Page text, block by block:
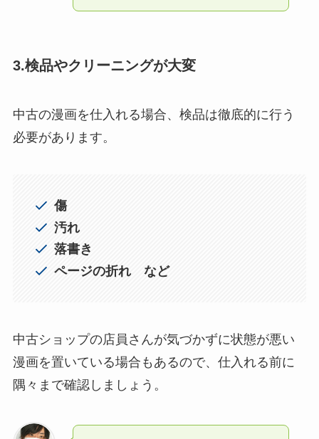
3.検品やクリーニングが大変
中古の漫画を仕入れる場合、検品は徹底的に行う
必要があります。
傷
汚れ
落書き
ページの折れ など
中古ショップの店員さんが気づかずに状態が悪い
漫画を置いている場合もあるので、仕入れる前に
隅々まで確認しましょう。